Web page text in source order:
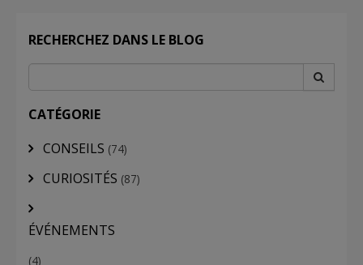
RECHERCHEZ DANS LE BLOG
CATÉGORIE
CONSEILS (74)
CURIOSITÉS (87)
ÉVÉNEMENTS
(4)